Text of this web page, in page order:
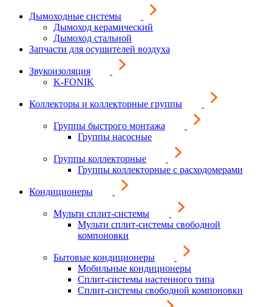
Дымоходные системы
Дымоход керамический
Дымоход стальной
Запчасти для осушителей воздуха
Звукоизоляция
K-FONIK
Коллекторы и коллекторные группы
Группы быстрого монтажа
Группы насосные
Группы коллекторные
Группы коллекторные с расходомерами
Кондиционеры
Мульти сплит-системы
Мульти сплит-системы свободной
компоновки
Бытовые кондиционеры
Мобильные кондиционеры
Сплит-системы настенного типа
Сплит-системы свободной компоновки